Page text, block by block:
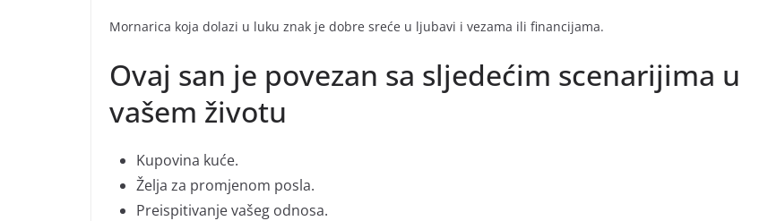
Mornarica koja dolazi u luku znak je dobre sreće u ljubavi i vezama ili financijama.
Ovaj san je povezan sa sljedećim scenarijima u
vašem životu
Kupovina kuće.
Želja za promjenom posla.
Preispitivanje vašeg odnosa.